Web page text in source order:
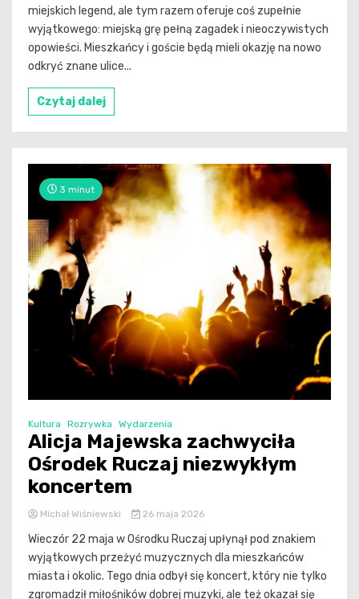
miejskich legend, ale tym razem oferuje coś zupełnie
wyjątkowego: miejską grę pełną zagadek i nieoczywistych
opowieści. Mieszkańcy i goście będą mieli okazję na nowo
odkryć znane ulice...
Czytaj dalej
3 minut
Kultura Rozrywka Wydarzenia
Alicja Majewska zachwyciła
Ośrodek Ruczaj niezwykłym
koncertem
Michał Wiśniewski 26 maja 2026
Wieczór 22 maja w Ośrodku Ruczaj upłynął pod znakiem
wyjątkowych przeżyć muzycznych dla mieszkańców
miasta i okolic. Tego dnia odbył się koncert, który nie tylko
zgromadził miłośników dobrej muzyki, ale też okazał się